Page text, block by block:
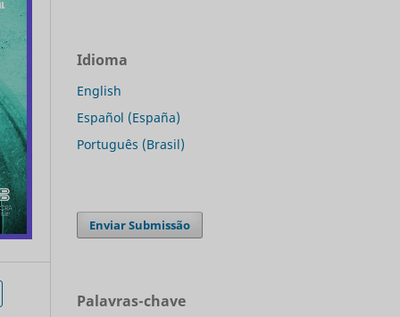
Idioma
English
Español (España)
Português (Brasil)
Enviar Submissão
Palavras-chave